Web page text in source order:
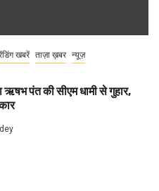
खबरें ताज़ा ख़बर न्यूज़
पंत की सीएम धामी से गुहार,